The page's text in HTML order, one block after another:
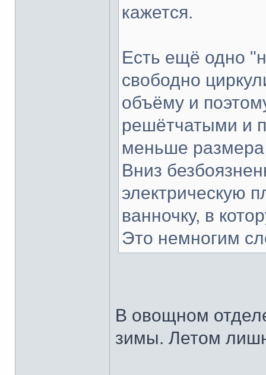
кажется.
Есть ещё одно
свободно
объёму и
решётчатыми и
меньше размера
Вниз
электрическую
ванночку, в
Это немногим
В овощном
зимы. Летом